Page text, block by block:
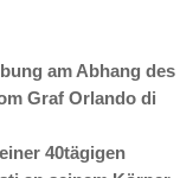
am Abhang des
Graf Orlando di
40tägigen